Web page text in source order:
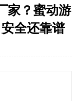
家？蜜动游
全还靠谱